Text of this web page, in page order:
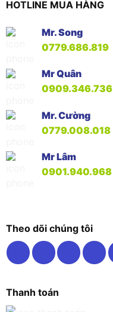
HOTLINE MUA HÀNG
Mr. Song
0779.686.819
Mr Quân
0909.346.736
Mr. Cường
0779.008.018
Mr Lâm
0901.940.968
Theo dõi chúng tôi
Thanh toán